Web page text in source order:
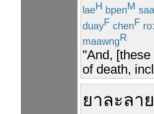
laeH bpenM saa
duayF chenF
maawngR
"And,
of death,
ยาละลา